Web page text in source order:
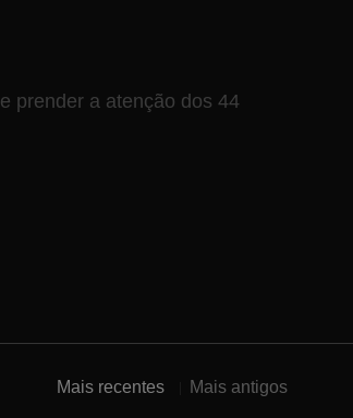
prender a atenção dos 44
Mais recentes Mais antigos